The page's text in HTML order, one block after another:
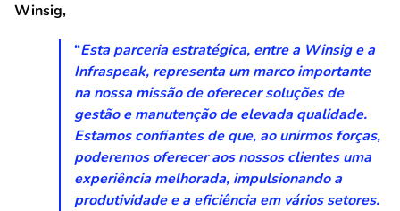
Winsig,
“Esta parceria estratégica, entre a Winsig e a
Infraspeak, representa um marco importante
na nossa missão de oferecer soluções de
gestão e manutenção de elevada qualidade.
Estamos confiantes de que, ao unirmos forças,
poderemos oferecer aos nossos clientes uma
experiência melhorada, impulsionando a
produtividade e a eficiência em vários setores.